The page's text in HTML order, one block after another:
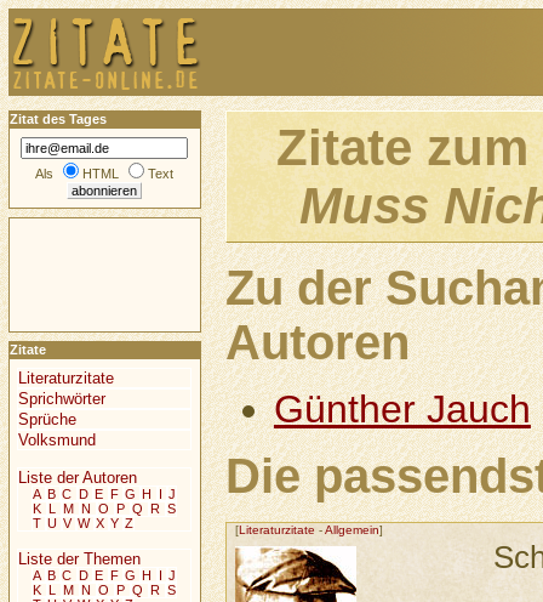
Zitate
Muss
Zu der
Autoren
Günther Jauch
Die
[Literaturzitate -Allgemein]
Zitat des Tages
Als HTML Text
Zitate
Literaturzitate
Sprichwörter
Sprüche
Volksmund
Liste der Autoren
A B C D E F G H I J
K L M N O P Q R S
T U V W X Y Z
Liste der Themen
A B C D E F G H I J
K L M N O P Q R S